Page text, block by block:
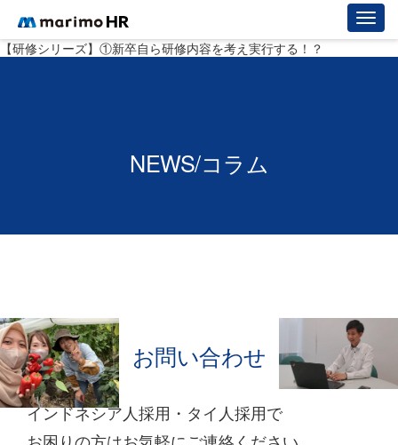
【研修シリーズ】①新卒自ら研修内容を考え実行する！？
NEWS/コラム
お問い合わせ
インドネシア人採用・タイ人採用で